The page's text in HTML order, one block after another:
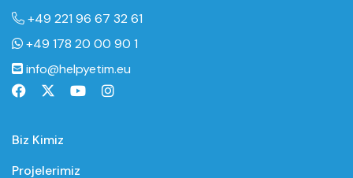
+49 221 96 67 32 61
+49 178 20 00 90 1
info@helpyetim.eu
Biz Kimiz
Projelerimiz